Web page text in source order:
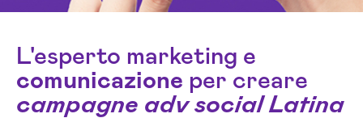
L'esperto marketing e
comunicazione per creare
campagne adv social Latina